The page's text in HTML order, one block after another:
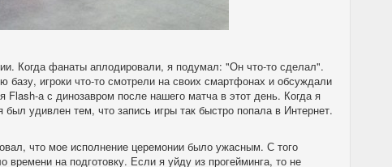
Когда фанаты аплодировали, я подумал: "Он что-то сделал".
игроки что-то смотрели на своих смартфонах и обсуждали
а с динозавром после нашего матча в этот день. Когда я
удивлен тем, что запись игры так быстро попала в Интернет.
что мое исполнение церемонии было ужасным. С того
на подготовку. Если я уйду из прогейминга, то не